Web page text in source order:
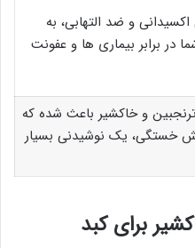
و ضد التهابی، به
در برابر بیماری ها و عفونت
و خاکشیر باعث شده که
خستگی، یک نوشیدنی بسیار